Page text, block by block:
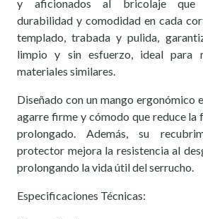
y aficionados al bricolaje que
durabilidad y comodidad en cada
templado, trabada y pulida,
limpio y sin esfuerzo, ideal para
materiales similares.
Diseñado con un mango ergonómico
agarre firme y cómodo que reduce la
prolongado. Además, su
protector mejora la resistencia al
prolongando la vida útil del serrucho.
Especificaciones Técnicas: